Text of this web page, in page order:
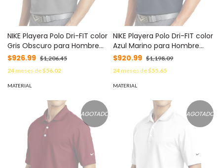
NIKE Playera Polo Dri-FIT color
Gris Obscuro para Hombre
MOD: C373749M/G
$926.99 $1,206.45
24meses de$56.02
MATERIAL
NIKE Playera Polo Dri-FIT color
Azul Marino para Hombre
MOD: C373749M/N
$920.99 $1,198.09
24meses de$55.65
MATERIAL
AGOTADO AGOTADO